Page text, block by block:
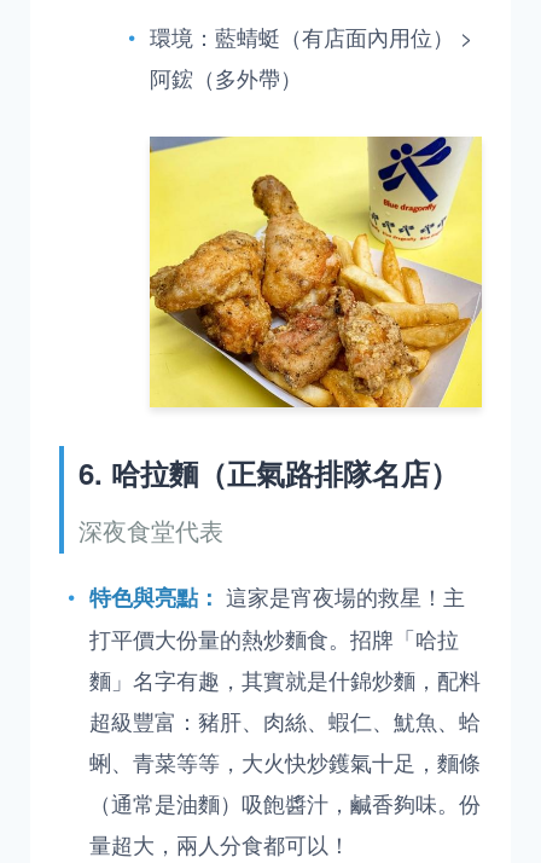
環境：藍蜻蜓（有店面內用位） >
阿鋐（多外帶）
6. 哈拉麵（正氣路排隊名店）
深夜食堂代表
特色與亮點： 這家是宵夜場的救星！主
打平價大份量的熱炒麵食。招牌「哈拉
麵」名字有趣，其實就是什錦炒麵，配料
超級豐富：豬肝、肉絲、蝦仁、魷魚、蛤
蜊、青菜等等，大火快炒鑊氣十足，麵條
（通常是油麵）吸飽醬汁，鹹香夠味。份
量超大，兩人分食都可以！